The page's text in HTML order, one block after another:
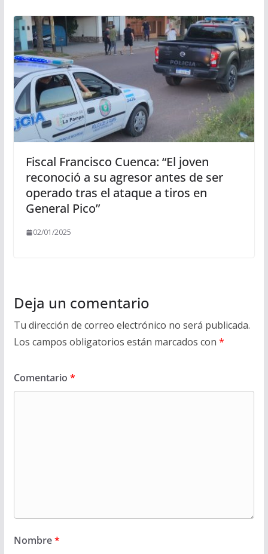
Fiscal Francisco Cuenca: “El joven
reconoció a su agresor antes de ser
operado tras el ataque a tiros en
General Pico”
02/01/2025
Deja un comentario
Tu dirección de correo electrónico no será publicada.
Los campos obligatorios están marcados con *
Comentario *
Nombre*